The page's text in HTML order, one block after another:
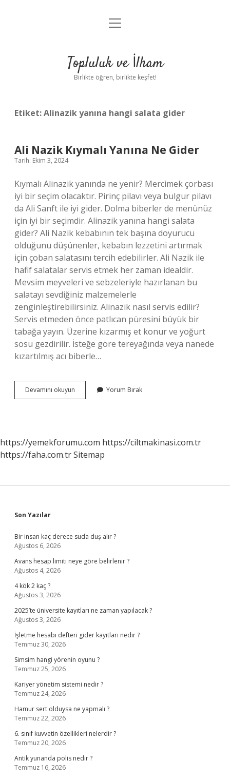
Anasayfa
Yasal Uyarı
menüyü
Topluluk ve İlham
Birlikte öğren, birlikte keşfet!
Etiket:Alinazik yanına hangi salata gider
Ali Nazik Kıymalı Yanına Ne Gider
Tarih: Ekim 3, 2024
Kıymalı Alinazik yanında ne yenir? Mercimek çorbası
iyi bir seçim olacaktır. Pirinç pilavı veya bulgur pilavı
da Ali Sanft ile iyi gider. Dolma biberler de menünüz
için iyi bir seçimdir. Alinazik yanına hangi salata
gider? Ali Nazik kebabının tek başına doyurucu
olduğunu düşünenler, kebabın lezzetini artırmak
için çoban salatasını tercih edebilirler. Ali Nazik ile
hafif salatalar servis etmek her zaman idealdir.
Mevsim meyveleri ve sebzeleriyle hazırlanan bu
salatayı sevdiğiniz malzemelerle
zenginleştirebilirsiniz. Alinazik nasıl servis edilir?
Servis etmeden önce patlıcan püresini büyük bir
tabağa yayın. Üzerine kızarmış et konur ve yoğurt
sosu gezdirilir. İsteğe göre tereyağında veya nanede
kızartılmış acı biberle…
Devamını okuyun
Nazik
Yorum Bırak
https://yemekforumu.com https://ciltmakinasi.com.tr
https://faha.com.trSitemap
Sidebar
Son Yazılar
Bir insan kaç derece suda duş alır ?
Ağustos 6, 2026
Avans hesap limiti neye göre belirlenir ?
Ağustos 4, 2026
4 kök 2 kaç ?
Ağustos 3, 2026
2025’te üniversite kayıtları ne zaman yapılacak ?
Ağustos 3, 2026
İşletme hesabı defteri gider kayıtları nedir ?
Temmuz 30, 2026
Simsim hangi yörenin oyunu ?
Temmuz 25, 2026
Kariyer yönetim sistemi nedir ?
Temmuz 24, 2026
Hamur sert olduysa ne yapmalı ?
Temmuz 22, 2026
6. sınıf kuvvetin özellikleri nelerdir ?
Temmuz 20, 2026
Antik yunanda polis nedir ?
Temmuz 16, 2026